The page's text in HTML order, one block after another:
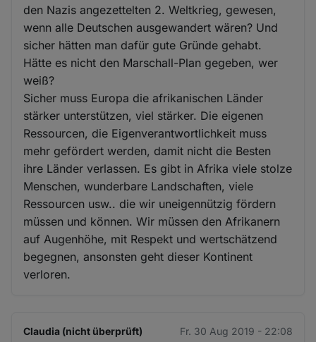
den Nazis angezettelten 2. Weltkrieg, gewesen,
wenn alle Deutschen ausgewandert wären? Und
sicher hätten man dafür gute Gründe gehabt.
Hätte es nicht den Marschall-Plan gegeben, wer
weiß?
Sicher muss Europa die afrikanischen Länder
stärker unterstützen, viel stärker. Die eigenen
Ressourcen, die Eigenverantwortlichkeit muss
mehr gefördert werden, damit nicht die Besten
ihre Länder verlassen. Es gibt in Afrika viele stolze
Menschen, wunderbare Landschaften, viele
Ressourcen usw.. die wir uneigennützig fördern
müssen und können. Wir müssen den Afrikanern
auf Augenhöhe, mit Respekt und wertschätzend
begegnen, ansonsten geht dieser Kontinent
verloren.
Claudia (nicht überprüft) Fr. 30 Aug 2019 - 22:08